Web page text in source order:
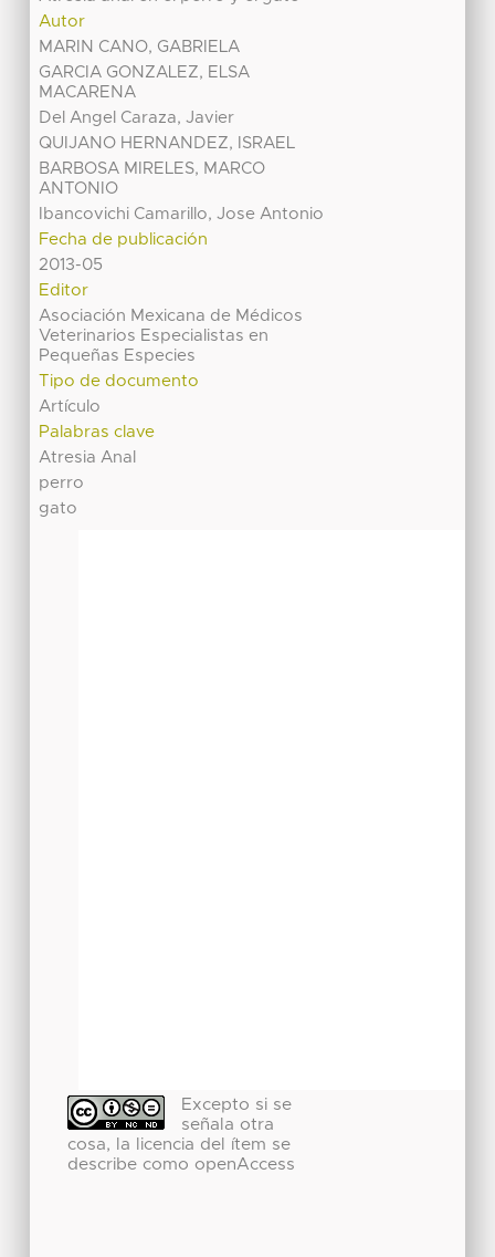
Autor
MARIN CANO, GABRIELA
GARCIA GONZALEZ, ELSA
MACARENA
Del Angel Caraza, Javier
QUIJANO HERNANDEZ, ISRAEL
BARBOSA MIRELES, MARCO
ANTONIO
Ibancovichi Camarillo, Jose Antonio
Fecha de publicación
2013-05
Editor
Asociación Mexicana de Médicos
Veterinarios Especialistas en
Pequeñas Especies
Tipo de documento
Artículo
Palabras clave
Atresia Anal
perro
gato
Excepto si se
señala otra
cosa, la licencia del ítem se
describe como openAccess